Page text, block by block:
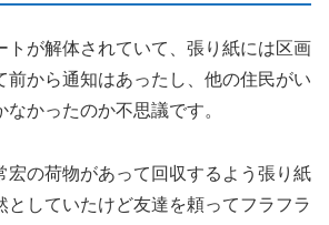
トが解体されていて、張り紙には区画
前から通知はあったし、他の住民がい
かったのか不思議です。
宏の荷物があって回収するよう張り紙
としていたけど友達を頼ってフラフラ